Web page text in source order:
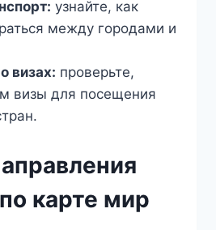
узнайте, как
между городами и
визах: проверьте,
визы для посещения
карте мир